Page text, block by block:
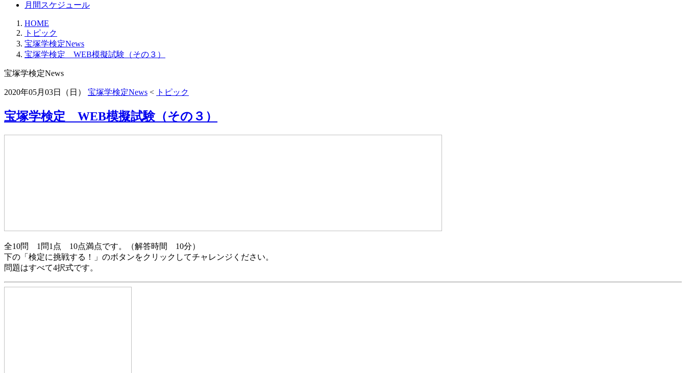
月間スケジュール
HOME
トピック
宝塚学検定News
宝塚学検定 WEB模擬試験（その３）
宝塚学検定News
2020年05月03日（日） 宝塚学検定News < トピック
宝塚学検定 WEB模擬試験（その３）
全10問 1問1点 10点満点です。（解答時間 10分）
下の「検定に挑戦する！」のボタンをクリックしてチャレンジください。
問題はすべて4択式です。